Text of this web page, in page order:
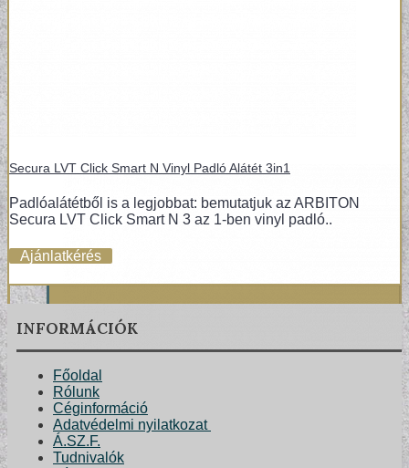
Secura LVT Click Smart N Vinyl Padló Alátét 3in1
Padlóalátétből is a legjobbat: bemutatjuk az ARBITON
Secura LVT Click Smart N 3 az 1-ben vinyl padló..
Ajánlatkérés
INFORMÁCIÓK
Főoldal
Rólunk
Céginformáció
Adatvédelmi nyilatkozat
Á.SZ.F.
Tudnivalók